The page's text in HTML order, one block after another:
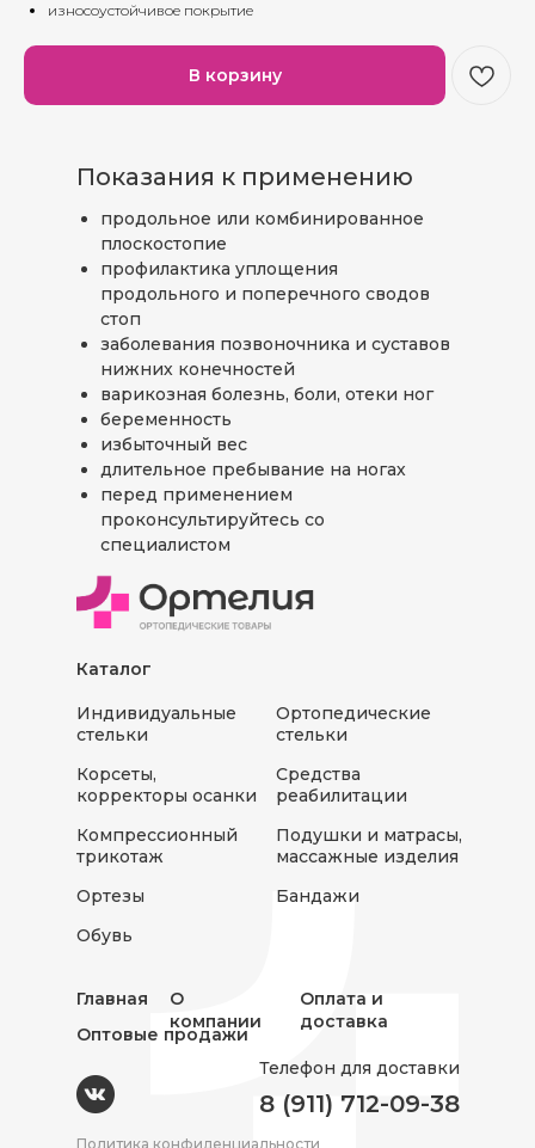
износоустойчивое покрытие
В корзину
продольное или комбинированное
плоскостопие
профилактика уплощения
продольного и поперечного сводов
стоп
заболевания позвоночника и суставов
нижних конечностей
варикозная болезнь, боли, отеки ног
беременность
избыточный вес
длительное пребывание на ногах
перед применением
проконсультируйтесь со
специалистом
Показания к применению
Каталог
Индивидуальные
стельки
Корсеты,
корректоры осанки
Компрессионный
трикотаж
Ортезы
Обувь
Оптовые продажи
Главная
О
компании
Оплата и
доставка
Ортопедические
стельки
Средства
реабилитации
Подушки и матрасы,
массажные изделия
Бандажи
Политика конфиденциальности
Телефон для доставки
8 (911) 712-09-38